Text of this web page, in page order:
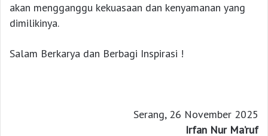
akan mengganggu kekuasaan dan kenyamanan yang
dimilikinya.
Salam Berkarya dan Berbagi Inspirasi !
Serang, 26 November 2025
Irfan Nur Ma’ruf